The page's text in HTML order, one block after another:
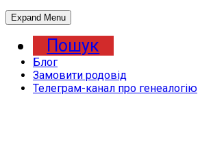
Expand Menu
Пошук
Блог
Замовити родовід
Телеграм-канал про генеалогію